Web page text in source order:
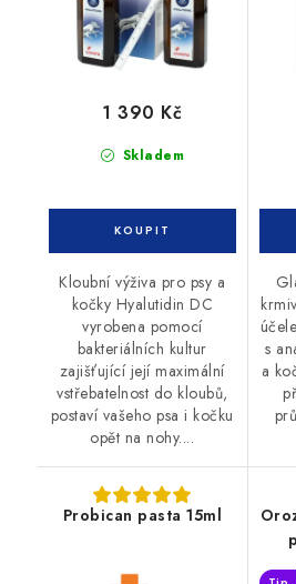
Skladem
1 390 Kč
Kloubní výživa pro psy a
kočky Hyalutidin DC
vyrobena pomocí
bakteriálních kultur
zajišťující její maximální
vstřebatelnost do kloubů,
postaví vašeho psa i kočku
opět na nohy....
s
a
Probican pasta 15ml